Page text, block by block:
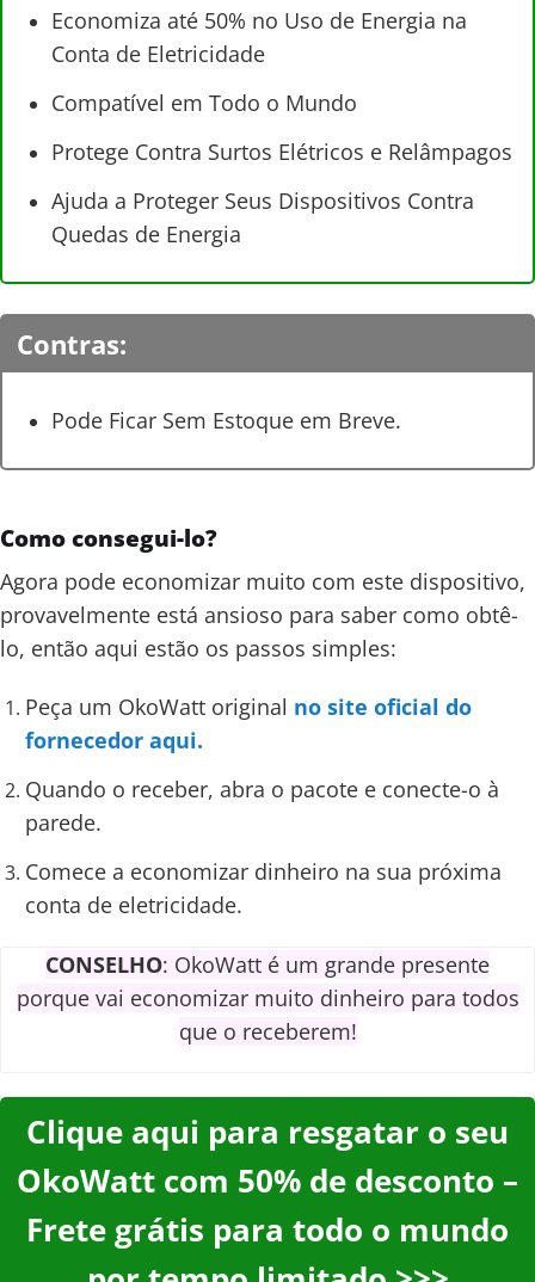
Economiza até 50% no Uso de Energia na
Conta de Eletricidade
Compatível em Todo o Mundo
Protege Contra Surtos Elétricos e Relâmpagos
Ajuda a Proteger Seus Dispositivos Contra
Quedas de Energia
Contras:
Pode Ficar Sem Estoque em Breve.
Como consegui-lo?
Agora pode economizar muito com este dispositivo,
provavelmente está ansioso para saber como obtê-
lo, então aqui estão os passos simples:
Peça um OkoWatt original no site oficial do
fornecedor aqui.
Quando o receber, abra o pacote e conecte-o à
parede.
Comece a economizar dinheiro na sua próxima
conta de eletricidade.
CONSELHO: OkoWatt é um grande presente
porque vai economizar muito dinheiro para todos
que o receberem!
Clique aqui para resgatar o seu
OkoWatt com 50% de desconto –
Frete grátis para todo o mundo